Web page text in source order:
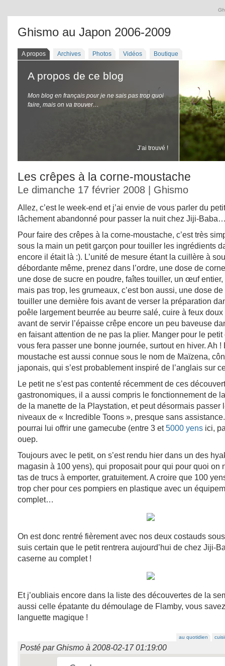
Ghismo au Japon 2006-2009
A propos Archives Photos Vidéos Boutique
A propos de ce blog
Mon blog en français pour je ne sais pas trop quoi
faire, mais on va trouver…
J’ai trouvé !
Les crêpes à la corne-moustache
Le dimanche 17 février 2008 | Ghismo
Allez, c’est le week-end et j’ai envie de vous parler du
lâchement abandonné pour passer la nuit chez Jiji-
Pour faire des crêpes à la corne-moustache, c’est très
sous la main un petit garçon pour touiller les ingrédients
encore il était là :). L’unité de mesure étant la cuillère à
débordante même, prenez dans l’ordre, une dose de
une dose de sucre en poudre, faîtes touiller, un œuf
mais pas trop, les grumeaux, c’est bon aussi, une dose
touiller une dernière fois avant de verser la préparation
poêle largement beurrée au beurre salé, cuire à feux
avant de servir l’épaisse crêpe encore un peu baveuse
en faisant attention de ne pas la plier. Manger pour le petit
vous fera passer une bonne journée, surtout en hiver. Ah !
moustache est aussi connue sous le nom de Maïzena,
japonais, qui s’est probablement inspiré de l’anglais sur
Le petit ne s’est pas contenté récemment de ces
gastronomiques, il a aussi compris le fonctionnement de
de la manette de la Playstation, et peut désormais passer
niveaux de « Incredible Toons », presque sans
pourrai lui offrir une gamecube (entre 3 et5000 yens ici,
ouep.
Toujours avec le petit, on s’est rendu hier dans un des
magasin à 100 yens), qui proposait pour qui pour quoi on
tas de trucs à emporter, gratuitement. A croire que 100
trop cher pour ces pompiers en plastique avec un
complet…
On est donc rentré fièrement avec nos deux costauds
suis certain que le petit rentrera aujourd’hui de chez Jiji-
caserne au complet !
Et j’oubliais encore dans la liste des découvertes de la
aussi celle épatante du démoulage de Flamby, vous
languette magique !
au quotidien
Posté parGhismo à 2008-02-17 01:19:00